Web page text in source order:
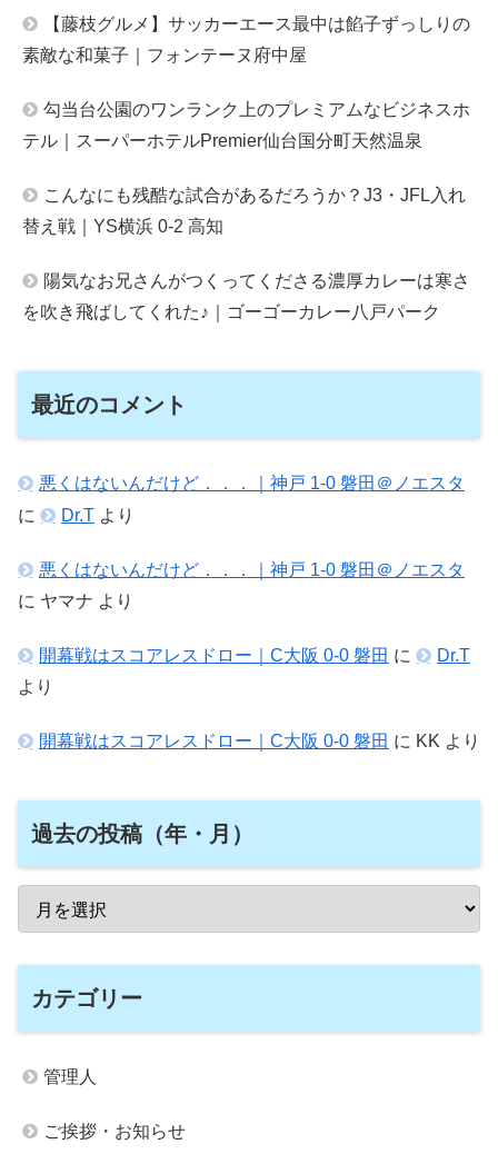
【藤枝グルメ】サッカーエース最中は餡子ずっしりの
素敵な和菓子｜フォンテーヌ府中屋
勾当台公園のワンランク上のプレミアムなビジネスホ
テル｜スーパーホテルPremier仙台国分町天然温泉
こんなにも残酷な試合があるだろうか？J3・JFL入れ
替え戦｜YS横浜 0-2 高知
陽気なお兄さんがつくってくださる濃厚カレーは寒さ
を吹き飛ばしてくれた♪｜ゴーゴーカレー八戸パーク
最近のコメント
悪くはないんだけど．．．｜神戸 1-0 磐田＠ノエスタ
に
Dr.T より
悪くはないんだけど．．．｜神戸 1-0 磐田＠ノエスタ
に ヤマナ より
開幕戦はスコアレスドロー｜C大阪 0-0 磐田 に
Dr.T
より
開幕戦はスコアレスドロー｜C大阪 0-0 磐田 に KK より
過去の投稿（年・月）
カテゴリー
管理人
ご挨拶・お知らせ